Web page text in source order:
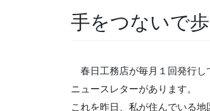
手をつないで歩
春日工務店が毎月１回発行し
ニュースレターがあります。
これを昨日、私が住んでいる地